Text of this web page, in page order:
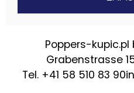
Poppers-kupic.pl
Grabenstrasse
Tel. +41 58 510 83 90